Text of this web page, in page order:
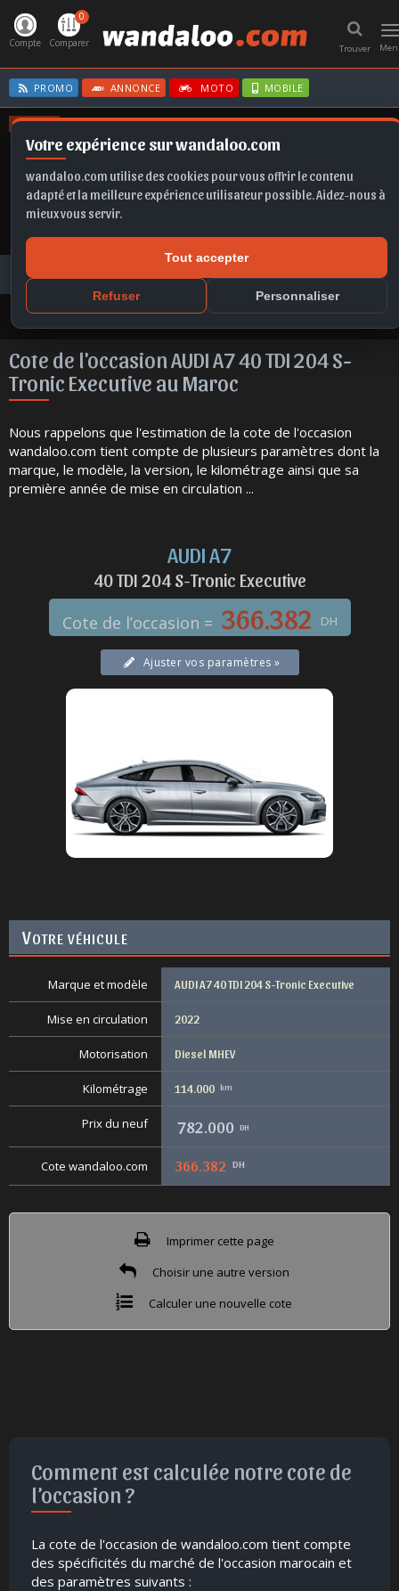
Votre expérience sur wandaloo.com
wandaloo.com utilise des cookies pour vous offrir le contenu
adapté et la meilleure expérience utilisateur possible. Aidez-nous à
mieux vous servir.
Tout accepter
Refuser Personnaliser
Trouver
Compte
0
Comparer
PROMO ANNONCE MOTO MOBILE
OFFRES
SPORTAGE TIGUAN
Cote de l'occasion au Maroc
Cote de l'occasion AUDI A7 40 TDI 204 S-Tronic Executive au Maroc
Cote de l'occasion AUDI A7 40 TDI 204 S-
Tronic Executive au Maroc
Nous rappelons que l'estimation de la cote de l'occasion
wandaloo.com tient compte de plusieurs paramètres dont la
marque, le modèle, la version, le kilométrage ainsi que sa
première année de mise en circulation
AUDI A7
40 TDI 204 S-Tronic Executive
Cote de l’occasion = 366.382 DH
Ajuster vos paramètres »
VOTRE VÉHICULE
Marque et modèle AUDI A7 40 TDI 204 S-Tronic Executive
Mise en circulation 2022
Motorisation Diesel MHEV
Kilométrage 114.000 km
Prix du neuf 782.000 DH
Cote wandaloo.com 366.382 DH
Imprimer cette page
Choisir une autre version
Calculer une nouvelle cote
Comment est calculée notre cote de
l’occasion ?
La cote de l'occasion de wandaloo.com tient compte
des spécificités du marché de l'occasion marocain et
des paramètres suivants :